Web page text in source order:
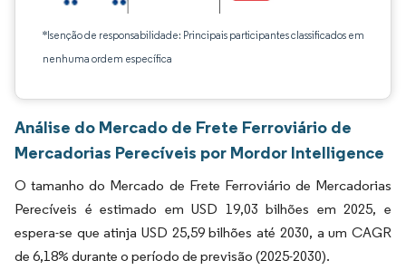
*Isenção de responsabilidade: Principais participantes classificados em
nenhuma ordem específica
Análise do Mercado de Frete Ferroviário de
Mercadorias Perecíveis por Mordor Intelligence
O tamanho do Mercado de Frete Ferroviário de Mercadorias
Perecíveis é estimado em USD 19,03 bilhões em 2025, e
espera-se que atinja USD 25,59 bilhões até 2030, a um CAGR
de 6,18% durante o período de previsão (2025-2030).